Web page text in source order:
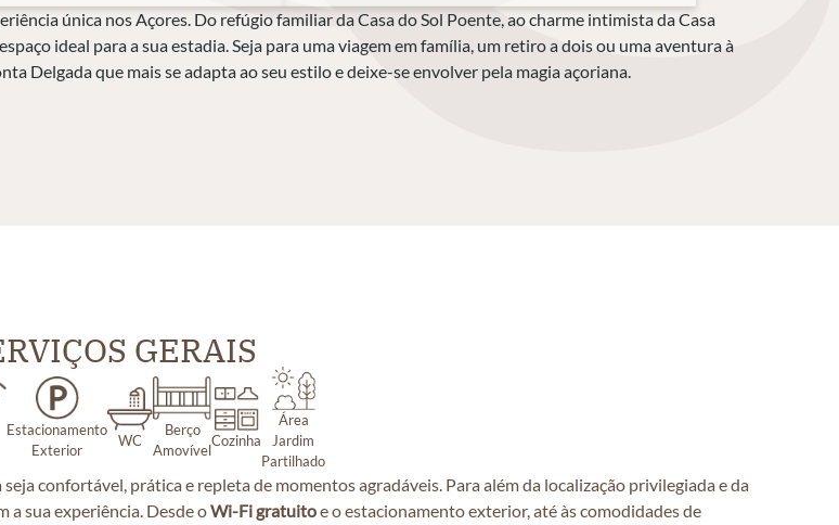
única nos Açores. Do refúgio familiar da Casa do Sol Poente, ao charme intimista da Casa
ideal para a sua estadia. Seja para uma viagem em família, um retiro a dois ou uma aventura à
Delgada que mais se adapta ao seu estilo e deixe-se envolver pela magia açoriana.
GERAIS
Estacionamento
Exterior
WC
Berço
Amovível
Cozinha
Área
Jardim
Partilhado
confortável, prática e repleta de momentos agradáveis. Para além da localização privilegiada e da
sua experiência. Desde oWi-Fi gratuitoe o estacionamento exterior, até às comodidades de